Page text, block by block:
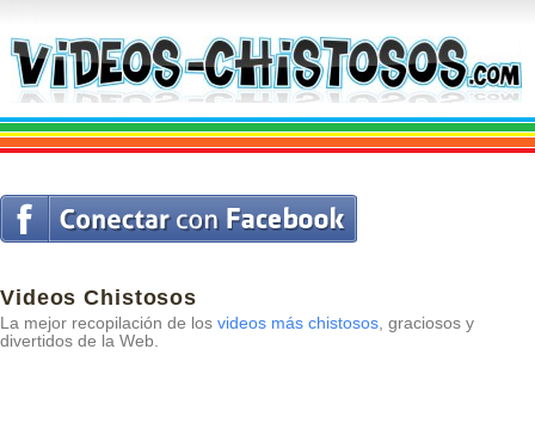
Videos Chistosos
La mejor recopilación de los videos más chistosos, graciosos y
divertidos de la Web.